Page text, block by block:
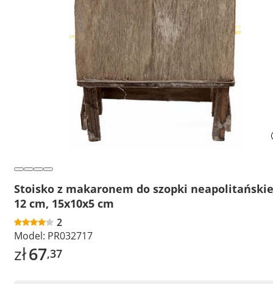
Stoisko z makaronem do szopki
12 cm, 15x10x5 cm
2
Model: PR032717
zł67,37